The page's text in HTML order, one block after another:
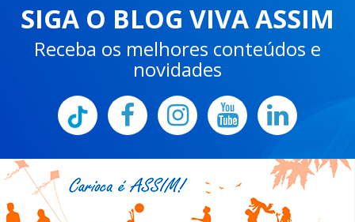
SIGA O BLOG VIVA ASSIM
Receba os melhores conteúdos e
novidades